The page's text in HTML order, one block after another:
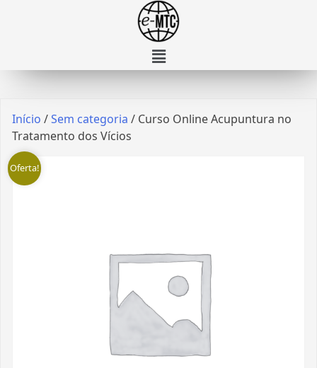
Início /Sem categoria / Curso Online Acupuntura no
Tratamento dos Vícios
Oferta!